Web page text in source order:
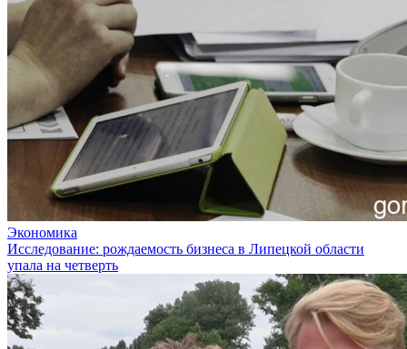
Экономика
Исследование: рождаемость бизнеса в Липецкой области
упала на четверть